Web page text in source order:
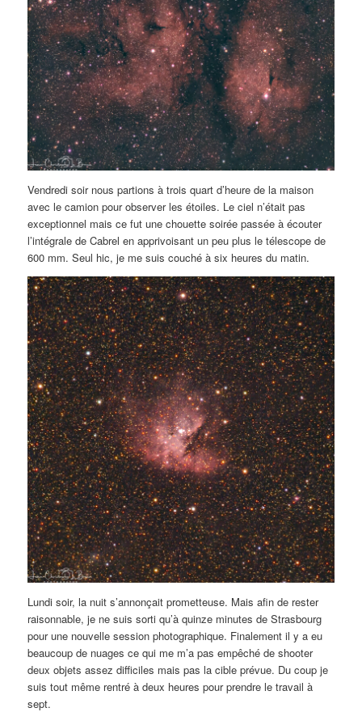
Vendredi soir nous partions à trois quart d’heure de la maison
avec le camion pour observer les étoiles. Le ciel n’était pas
exceptionnel mais ce fut une chouette soirée passée à écouter
l’intégrale de Cabrel en apprivoisant un peu plus le télescope de
600 mm. Seul hic, je me suis couché à six heures du matin.
Lundi soir, la nuit s’annonçait prometteuse. Mais afin de rester
raisonnable, je ne suis sorti qu’à quinze minutes de Strasbourg
pour une nouvelle session photographique. Finalement il y a eu
beaucoup de nuages ce qui me m’a pas empêché de shooter
deux objets assez difficiles mais pas la cible prévue. Du coup je
suis tout même rentré à deux heures pour prendre le travail à
sept.